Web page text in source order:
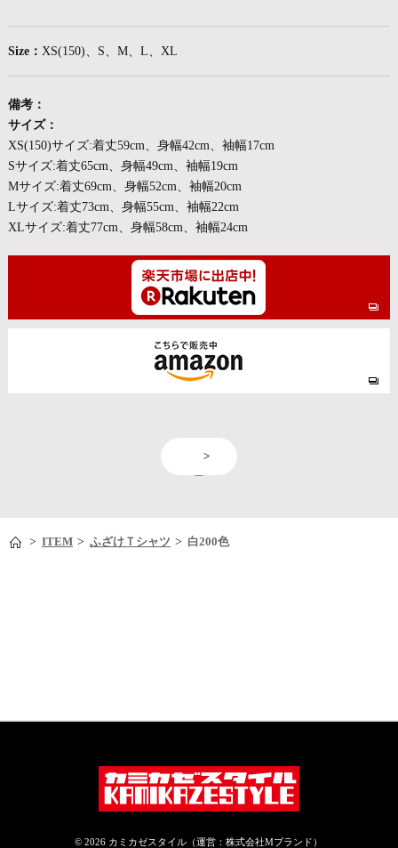
Size： XS(150)、S、M、L、XL
備考：
サイズ：
XS(150)サイズ:着丈59cm、身幅42cm、袖幅17cm
Sサイズ:着丈65cm、身幅49cm、袖幅19cm
Mサイズ:着丈69cm、身幅52cm、袖幅20cm
Lサイズ:着丈73cm、身幅55cm、袖幅22cm
XLサイズ:着丈77cm、身幅58cm、袖幅24cm
>
> ITEM > ふざけＴシャツ > 白200色
© 2026 カミカゼスタイル（運営：株式会社Mブランド）